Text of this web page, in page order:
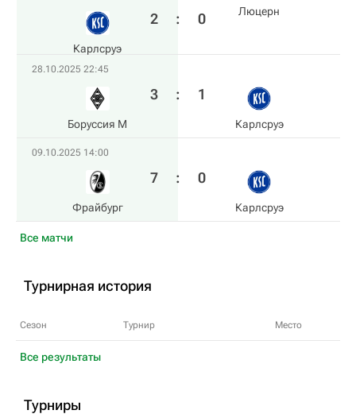
Все матчи
Карлсруэ
2 : 0 Люцерн
28.10.2025 22:45
Боруссия М
3 : 1
Карлсруэ
09.10.2025 14:00
Фрайбург
7 : 0
Карлсруэ
Турнирная история
Сезон Турнир Место
Все результаты
Турниры